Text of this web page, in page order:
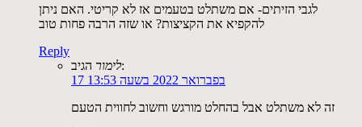
לגבי הזיתים- אם משתלט בטעמים אז לא קריטי. האם ניתן
להקפיא את הקציצות? או שזה הרבה פחות טוב
Reply
לימורהגיב:
17 בפברואר 2022 בשעה 13:53
זה לא משתלט אבל בהחלט מורגש וחשוב לחווית הטעם